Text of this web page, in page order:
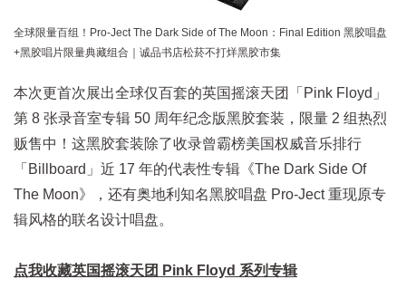
全球限量百组！Pro-Ject The Dark Side of The Moon：Final Edition 黑胶唱盘
+黑胶唱片限量典藏组合｜诚品书店松菸不打烊黑胶市集
本次更首次展出全球仅百套的英国摇滚天团「Pink Floyd」
第 8 张录音室专辑 50 周年纪念版黑胶套装，限量 2 组热烈
贩售中！这黑胶套装除了收录曾霸榜美国权威音乐排行
「Billboard」近 17 年的代表性专辑《The Dark Side Of
The Moon》，还有奥地利知名黑胶唱盘 Pro-Ject 重现原专
辑风格的联名设计唱盘。
点我收藏英国摇滚天团 Pink Floyd 系列专辑